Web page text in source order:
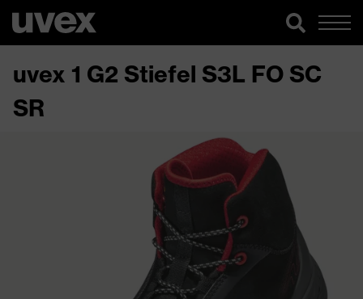
uvex 1 G2 Stiefel S3L FO SC
SR